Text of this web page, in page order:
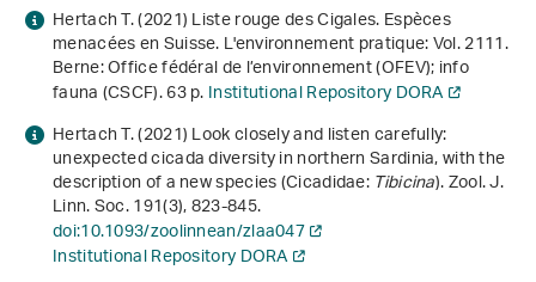
Hertach T. (2021)Liste rouge des Cigales. Espèces
menacées en Suisse. L'environnement pratique: Vol. 2111.
Berne: Office fédéral de l’environnement (OFEV); info
fauna (CSCF). 63 p.Institutional Repository DORA
Hertach T. (2021) Look closely and listen carefully:
unexpected cicada diversity in northern Sardinia, with the
description of a new species (Cicadidae:Tibicina). Zool. J.
Linn. Soc.191(3), 823-845.
doi:10.1093/zoolinnean/zlaa047
Institutional Repository DORA